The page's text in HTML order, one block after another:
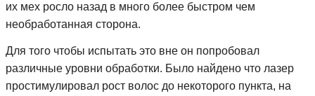
их мех росло назад в много более быстром чем
необработанная сторона.
Для того чтобы испытать это вне он попробовал
различные уровни обработки. Было найдено что лазер
простимулировал рост волос до некоторого пункта, на